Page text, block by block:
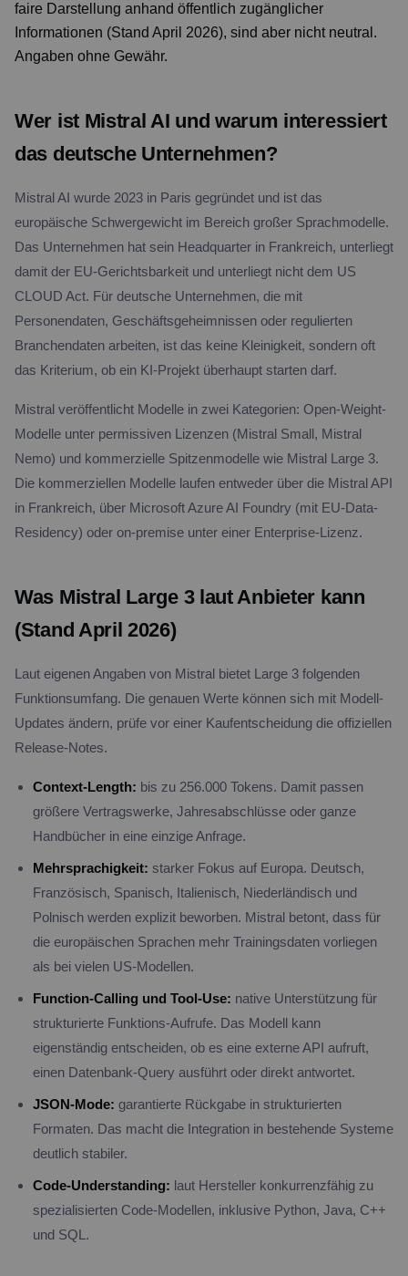
faire Darstellung anhand öffentlich zugänglicher
Informationen (Stand April 2026), sind aber nicht neutral.
Angaben ohne Gewähr.
Wer ist Mistral AI und warum interessiert
das deutsche Unternehmen?
Mistral AI wurde 2023 in Paris gegründet und ist das
europäische Schwergewicht im Bereich großer Sprachmodelle.
Das Unternehmen hat sein Headquarter in Frankreich, unterliegt
damit der EU-Gerichtsbarkeit und unterliegt nicht dem US
CLOUD Act. Für deutsche Unternehmen, die mit
Personendaten, Geschäftsgeheimnissen oder regulierten
Branchendaten arbeiten, ist das keine Kleinigkeit, sondern oft
das Kriterium, ob ein KI-Projekt überhaupt starten darf.
Mistral veröffentlicht Modelle in zwei Kategorien: Open-Weight-
Modelle unter permissiven Lizenzen (Mistral Small, Mistral
Nemo) und kommerzielle Spitzenmodelle wie Mistral Large 3.
Die kommerziellen Modelle laufen entweder über die Mistral API
in Frankreich, über Microsoft Azure AI Foundry (mit EU-Data-
Residency) oder on-premise unter einer Enterprise-Lizenz.
Was Mistral Large 3 laut Anbieter kann
(Stand April 2026)
Laut eigenen Angaben von Mistral bietet Large 3 folgenden
Funktionsumfang. Die genauen Werte können sich mit Modell-
Updates ändern, prüfe vor einer Kaufentscheidung die offiziellen
Release-Notes.
Context-Length: bis zu 256.000 Tokens. Damit passen
größere Vertragswerke, Jahresabschlüsse oder ganze
Handbücher in eine einzige Anfrage.
Mehrsprachigkeit: starker Fokus auf Europa. Deutsch,
Französisch, Spanisch, Italienisch, Niederländisch und
Polnisch werden explizit beworben. Mistral betont, dass für
die europäischen Sprachen mehr Trainingsdaten vorliegen
als bei vielen US-Modellen.
Function-Calling und Tool-Use: native Unterstützung für
strukturierte Funktions-Aufrufe. Das Modell kann
eigenständig entscheiden, ob es eine externe API aufruft,
einen Datenbank-Query ausführt oder direkt antwortet.
JSON-Mode: garantierte Rückgabe in strukturierten
Formaten. Das macht die Integration in bestehende Systeme
deutlich stabiler.
Code-Understanding: laut Hersteller konkurrenzfähig zu
spezialisierten Code-Modellen, inklusive Python, Java, C++
und SQL.